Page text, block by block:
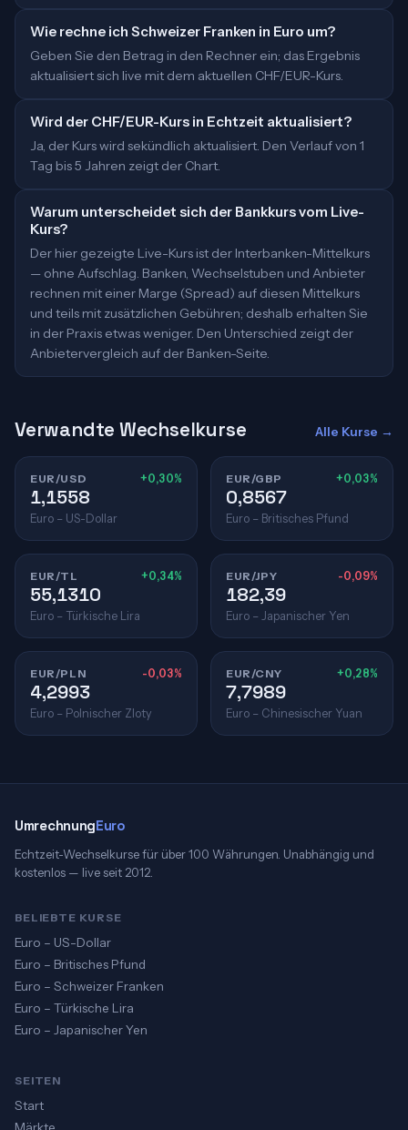
Wie rechne ich Schweizer Franken in Euro um?
Geben Sie den Betrag in den Rechner ein; das Ergebnis
aktualisiert sich live mit dem aktuellen CHF/EUR-Kurs.
Wird der CHF/EUR-Kurs in Echtzeit aktualisiert?
Ja, der Kurs wird sekündlich aktualisiert. Den Verlauf von 1
Tag bis 5 Jahren zeigt der Chart.
Warum unterscheidet sich der Bankkurs vom Live-
Kurs?
Der hier gezeigte Live-Kurs ist der Interbanken-Mittelkurs
— ohne Aufschlag. Banken, Wechselstuben und Anbieter
rechnen mit einer Marge (Spread) auf diesen Mittelkurs
und teils mit zusätzlichen Gebühren; deshalb erhalten Sie
in der Praxis etwas weniger. Den Unterschied zeigt der
Anbietervergleich auf der Banken-Seite.
Verwandte Wechselkurse Alle Kurse →
EUR/USD +0,30%
1,1558
Euro – US-Dollar
EUR/GBP +0,03%
0,8567
Euro – Britisches Pfund
EUR/TL +0,34%
55,1310
Euro – Türkische Lira
EUR/JPY -0,09%
182,39
Euro – Japanischer Yen
EUR/PLN -0,03%
4,2993
Euro – Polnischer Zloty
EUR/CNY +0,28%
7,7989
Euro – Chinesischer Yuan
UmrechnungEuro
Echtzeit-Wechselkurse für über 100 Währungen. Unabhängig und
kostenlos — live seit 2012.
BELIEBTE KURSE
Euro – US-Dollar
Euro – Britisches Pfund
Euro – Schweizer Franken
Euro – Türkische Lira
Euro – Japanischer Yen
SEITEN
Start